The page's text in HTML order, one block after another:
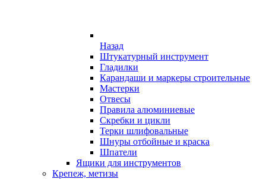
Назад
Штукатурный инструмент
Гладилки
Карандаши и маркеры строительные
Мастерки
Отвесы
Правила алюминиевые
Скребки и цикли
Терки шлифовальные
Шнуры отбойные и краска
Шпатели
Ящики для инструментов
Крепеж, метизы